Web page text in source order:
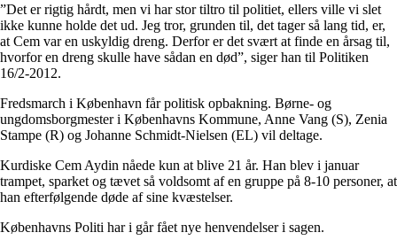
”Det er rigtig hårdt, men vi har stor tiltro til politiet, ellers ville vi slet
ikke kunne holde det ud. Jeg tror, grunden til, det tager så lang tid, er,
at Cem var en uskyldig dreng. Derfor er det svært at finde en årsag til,
hvorfor en dreng skulle have sådan en død”, siger han til Politiken
16/2-2012.
Fredsmarch i København får politisk opbakning. Børne- og
ungdomsborgmester i Københavns Kommune, Anne Vang (S), Zenia
Stampe (R) og Johanne Schmidt-Nielsen (EL) vil deltage.
Kurdiske Cem Aydin nåede kun at blive 21 år. Han blev i januar
trampet, sparket og tævet så voldsomt af en gruppe på 8-10 personer, at
han efterfølgende døde af sine kvæstelser.
Københavns Politi har i går fået nye henvendelser i sagen.